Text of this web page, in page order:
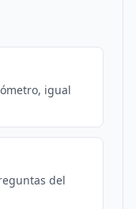
igual
del